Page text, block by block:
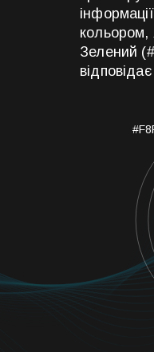
кольором,
Зелений